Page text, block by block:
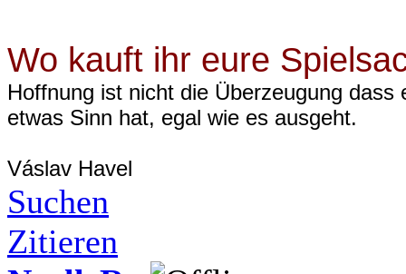
Wo kauft ihr eure
Hoffnung ist nicht die Überzeugung
etwas Sinn hat, egal wie es ausgeht.
Váslav Havel
Suchen
Zitieren